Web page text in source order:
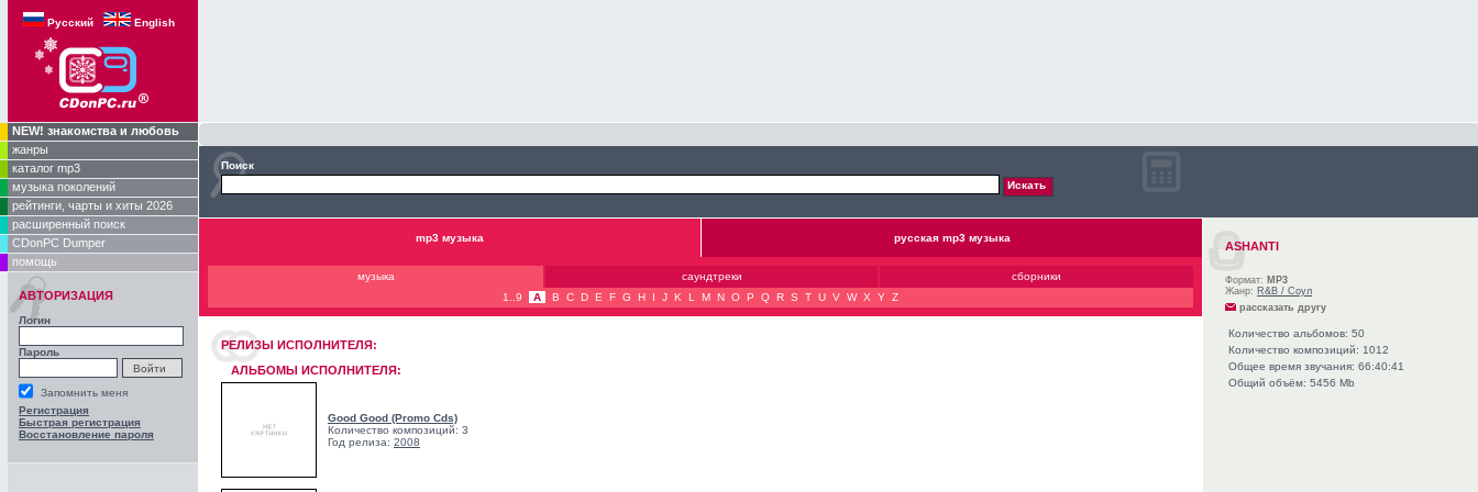
Русский English
NEW! знакомства и любовь
жанры
каталог mp3
музыка поколений
рейтинги, чарты и хиты 2026
расширенный поиск
CDonPC Dumper
помощь
АВТОРИЗАЦИЯ
Логин
Пароль
Запомнить меня
Регистрация
Быстрая регистрация
Восстановление пароля
Поиск
mp3 музыка русская mp3 музыка
музыка саундтреки
сборники
1..9
A B C D E F G H I J K L M N O P Q R S T U V W X Y Z
РЕЛИЗЫ ИCПОЛНИТЕЛЯ:
АЛЬБОМЫ ИСПОЛНИТЕЛЯ:
Good Good (Promo Cds)
Количество композиций: 3
Год релиза: 2008
ASHANTI
Формат: MP3
Жанр: R&B / Соул
рассказать другу
Количество альбомов: 50
Количество композиций: 1012
Общее время звучания: 66:40:41
Общий объём: 5456 Mb